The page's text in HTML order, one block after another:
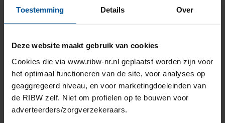
Toestemming Details Over
Deze website maakt gebruik van cookies
Cookies die via www.ribw-nr.nl geplaatst worden zijn voor
het optimaal functioneren van de site, voor analyses op
geaggregeerd niveau, en voor marketingdoeleinden van
de RIBW zelf. Niet om profielen op te bouwen voor
adverteerders/zorgverzekeraars.
Een verplichte arbeidsongeschiktheidsverzekering
(AOV) is in voorbereiding.
Ook de mkb-winstvrijstelling wordt verlaagd: van
14% naar 12,7%.
Als je in de zorg werkt, moet je (ook als zzp’er)
voldoen aan de eisen van de Wkkgz.